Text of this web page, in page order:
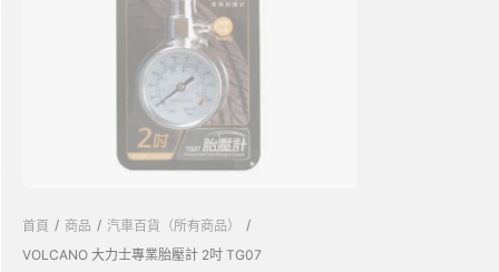
首頁 / 商品 / 汽車百貨（所有商品）
/
VOLCANO 大力士專業胎壓計 2吋 TG07